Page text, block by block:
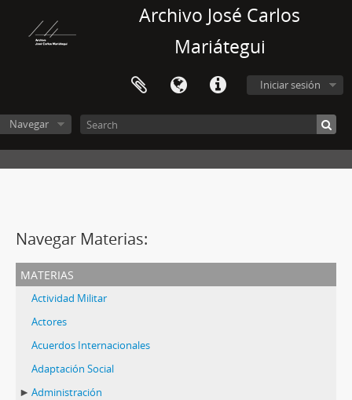
Archivo José Carlos
Mariátegui
Iniciar sesión
Navegar
Navegar Materias:
materias
Actividad Militar
Actores
Acuerdos Internacionales
Adaptación Social
Administración